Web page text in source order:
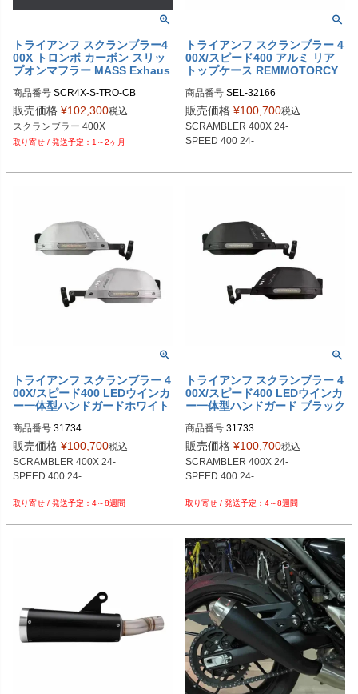
トライアンフ スクランブラー4
00X トロンボ カーボン スリッ
プオンマフラー MASS Exhaus
商品番号 SCR4X-S-TRO-CB
販売価格 ¥102,300税込
スクランブラー 400X
1～2ヶ月
トライアンフ スクランブラー 4
00X/スピード400 アルミ リア
トップケース REMMOTORCY
商品番号 SEL-32166
販売価格 ¥100,700税込
SCRAMBLER 400X 24-
SPEED 400 24-
トライアンフ スクランブラー 4
00X/スピード400 LEDウインカ
ー一体型ハンドガードホワイト
商品番号
販売価格 ¥100,700税込
SCRAMBLER 400X 24-
SPEED 400 24-
4～8週間
トライアンフ スクランブラー 4
00X/スピード400 LEDウインカ
ー一体型ハンドガード ブラック
商品番号
販売価格 ¥100,700税込
SCRAMBLER 400X 24-
SPEED 400 24-
4～8週間